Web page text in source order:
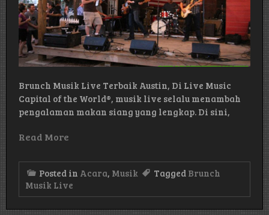
Brunch Musik Live Terbaik Austin, Di Live Music
Capital of the World®, musik live selalu menambah
pengalaman makan siang yang lengkap. Di sini,
Read More
Posted in Acara, Musik Tagged Brunch
Musik Live